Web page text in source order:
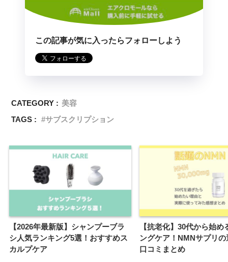
この記事が気に入ったらフォローしよう
CATEGORY : 美容
TAGS :
サブスクリプション
【2026年最新版】シャンプーブラ
シ人気ランキング5選！おすすめス
カルプケア
【抗老化】30代から始め
ングケア！NMNサプリの
口コミまとめ